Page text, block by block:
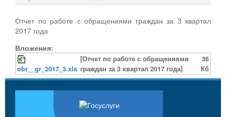
Отчет по работе с обращениями граждан за 3 квартал
2017 года
Вложения:
obr__gr_2017_3.xls
[Отчет по работе с обращениями
граждан за 3 квартал 2017 года]
36
Кб